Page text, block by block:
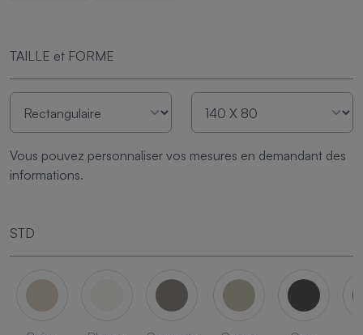
TAILLE et FORME
Vous pouvez personnaliser vos mesures en demandant des
informations.
STD